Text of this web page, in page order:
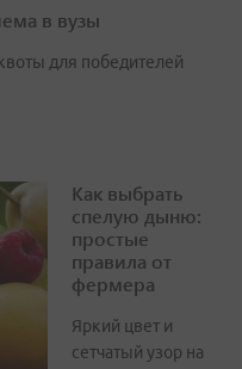
в вузы
для победителей
Как выбрать
спелую дыню:
простые
правила от
фермера
Яркий цвет и
сетчатый узор на